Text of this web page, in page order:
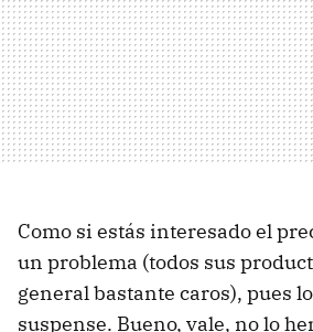
Como si estás interesado el
un problema (todos sus
general bastante caros), pues
suspense. Bueno, vale, no lo